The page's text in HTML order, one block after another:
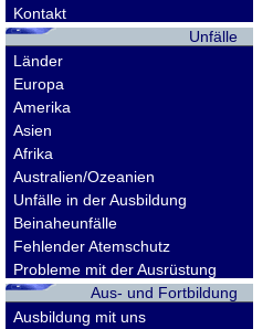
Kontakt
Unfälle
Länder
Europa
Amerika
Asien
Afrika
Australien/Ozeanien
Unfälle in der Ausbildung
Beinaheunfälle
Fehlender Atemschutz
Probleme mit der Ausrüstung
Aus- und Fortbildung
Ausbildung mit uns